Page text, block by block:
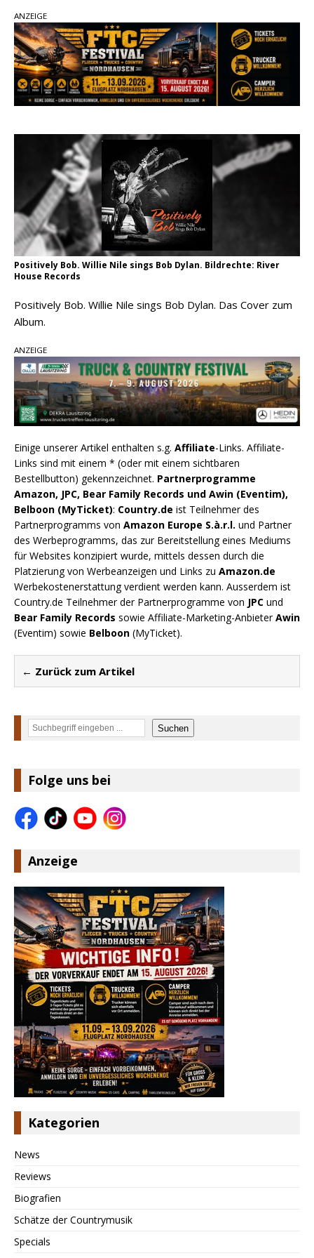
Parton, Bill Anderson und Shaboozey im Fokus
Chris Johnson & The Hollywood Hillbillies
kündigen neues Album mit „Better Days
Ahead“ an
Danke für Euer Vertrauen: Country.de erreicht
ANZEIGE
Positively Bob. Willie Nile sings Bob Dylan. Bildrechte: River
House Records
Positively Bob. Willie Nile sings Bob Dylan. Das Cover zum
Album.
ANZEIGE
Einige unserer Artikel enthalten s.g. Affiliate-Links. Affiliate-
Links sind mit einem * (oder mit einem sichtbaren
Bestellbutton) gekennzeichnet. Partnerprogramme
Amazon, JPC, Bear Family Records und Awin (Eventim),
Belboon (MyTicket): Country.de ist Teilnehmer des
Partnerprogramms von Amazon Europe S.à.r.l. und Partner
des Werbeprogramms, das zur Bereitstellung eines Mediums
für Websites konzipiert wurde, mittels dessen durch die
Platzierung von Werbeanzeigen und Links zu Amazon.de
Werbekostenerstattung verdient werden kann. Ausserdem ist
Country.de Teilnehmer der Partnerprogramme von JPC und
Bear Family Records sowie Affiliate-Marketing-AnbieterAwin
(Eventim) sowie Belboon (MyTicket).
← Zurück zum Artikel
Suchen Suchen
Folge uns bei
Anzeige
Kategorien
News
Reviews
Biografien
Schätze der Countrymusik
Specials